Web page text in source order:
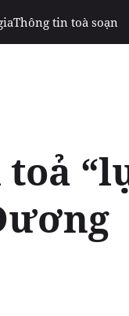
Thông tin toà soạn